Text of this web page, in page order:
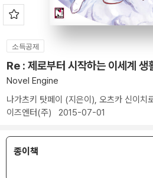
소득공제
Re : 제로부터 시작하는 이세계 생
Novel Engine
나가츠키 탓페이 (지은이), 오츠카 신이치
이즈엔터(주) 2015-07-01
종이책